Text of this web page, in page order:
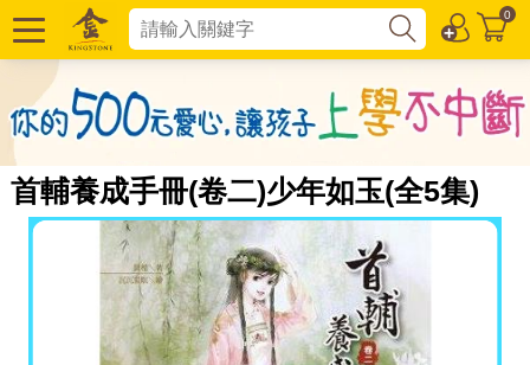
0
首輔養成手冊(卷二)少年如玉(全5集)